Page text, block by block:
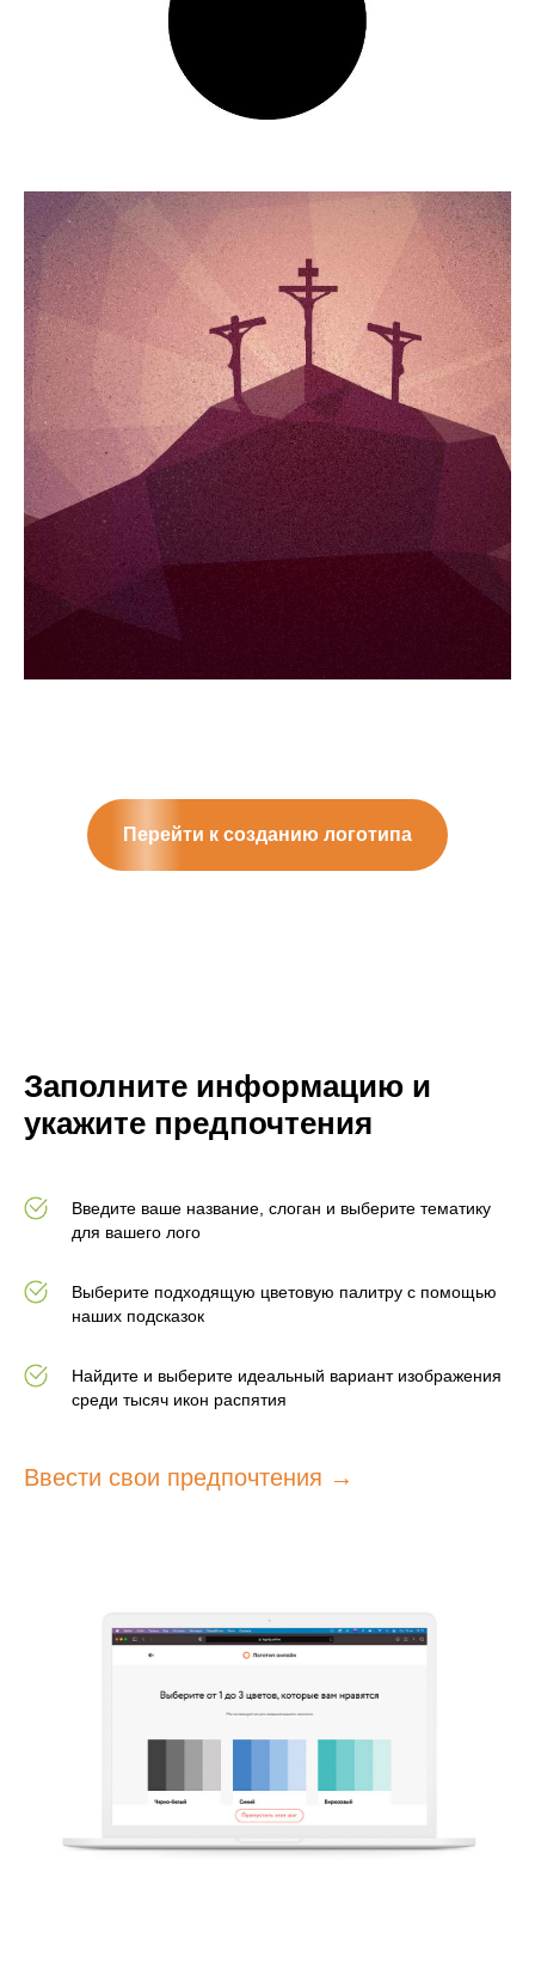
Перейти к созданию логотипа
Заполните информацию и
укажите предпочтения
Введите ваше название, слоган и выберите тематику
для вашего лого
Выберите подходящую цветовую палитру с помощью
наших подсказок
Найдите и выберите идеальный вариант изображения
среди тысяч икон распятия
Ввести свои предпочтения